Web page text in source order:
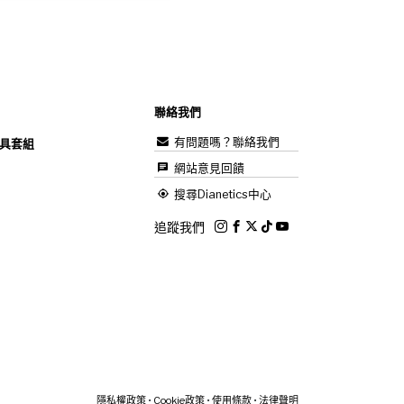
套組
聯絡我們
有問題嗎？聯絡我們
網站意見回饋
搜尋Dianetics中心
追蹤我們
隱私權政策 • Cookie政策 • 使用條款 • 法律聲明